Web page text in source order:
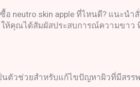
neutro skin apple ที่ไหนดี? แนะ
ห้คุณได้สัมผัสประสบการณ์ความขาว
นตัวช่วยสำหรับแก้ไขปัญหาผิวที่มีสร